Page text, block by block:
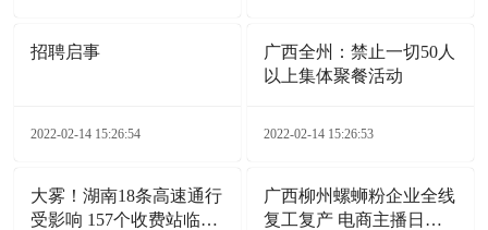
招聘启事
2022-02-14 15:26:54
广西全州：禁止一切50人
以上集体聚餐活动
2022-02-14 15:26:53
大雾！湖南18条高速通行
受影响 157个收费站临时
广西柳州螺蛳粉企业全线
复工复产 电商主播日夜